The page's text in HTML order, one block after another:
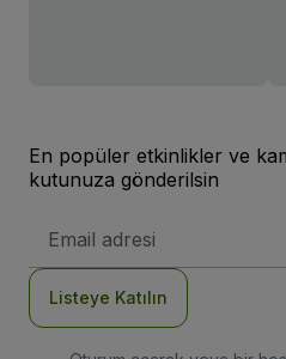
En popüler etkinlikler ve
kutunuza gönderilsin
posta
Listeye Katılın